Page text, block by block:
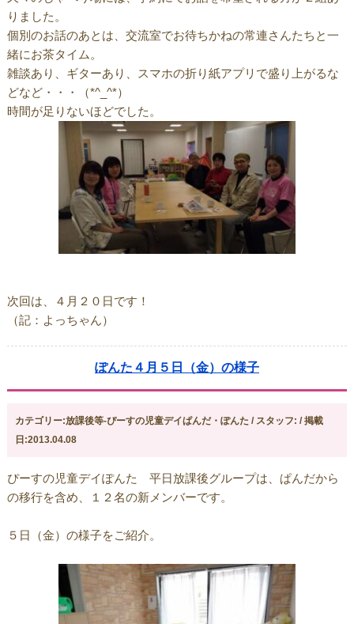
りました。
個別のお話のあとは、交流室でお待ちかねの常連さんたちと一
緒にお茶タイム。
雑談あり、ギターあり、スマホの折り紙アプリで盛り上がるな
どなど・・・（*^_^*）
時間が足りないほどでした。
次回は、４月２０日です！
（記：よっちゃん）
ぽんた４月５日（金）の様子
カテゴリー:放課後等-ぴーすの児童デイぱんだ・ぽんた / スタッフ: / 掲載
日:2013.04.08
ぴーすの児童デイぽんた 平日放課後グループは、ぱんだから
の移行を含め、１２名の新メンバーです。
５日（金）の様子をご紹介。